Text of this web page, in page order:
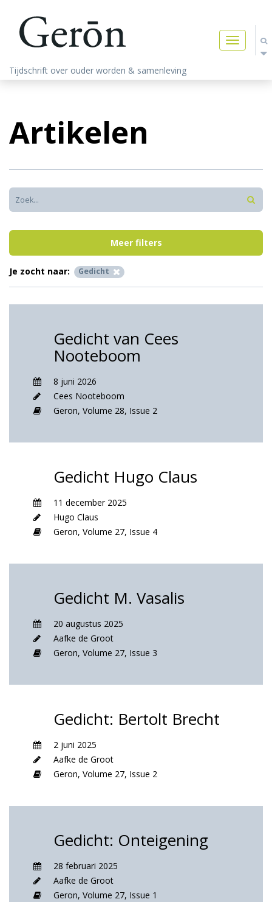
Toggle
navigation
Tijdschrift over ouder worden & samenleving
Artikelen
Meer filters
Je zocht naar: Gedicht
Gedicht van Cees
Nooteboom
8 juni 2026
Cees Nooteboom
Geron, Volume 28, Issue 2
Gedicht Hugo Claus
11 december 2025
Hugo Claus
Geron, Volume 27, Issue 4
Gedicht M. Vasalis
20 augustus 2025
Aafke de Groot
Geron, Volume 27, Issue 3
Gedicht: Bertolt Brecht
2 juni 2025
Aafke de Groot
Geron, Volume 27, Issue 2
Gedicht: Onteigening
28 februari 2025
Aafke de Groot
Geron, Volume 27, Issue 1